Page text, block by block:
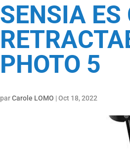
SENSIA
PHOTO 5
parCarole LOMO |Oct 18, 2022